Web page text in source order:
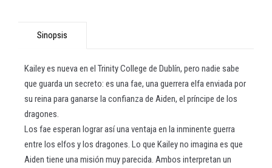
Sinopsis
Kailey es nueva en el Trinity College de Dublín, pero nadie sabe
que guarda un secreto: es una fae, una guerrera elfa enviada por
su reina para ganarse la confianza de Aiden, el príncipe de los
dragones.
Los fae esperan lograr así una ventaja en la inminente guerra
entre los elfos y los dragones. Lo que Kailey no imagina es que
Aiden tiene una misión muy parecida. Ambos interpretan un